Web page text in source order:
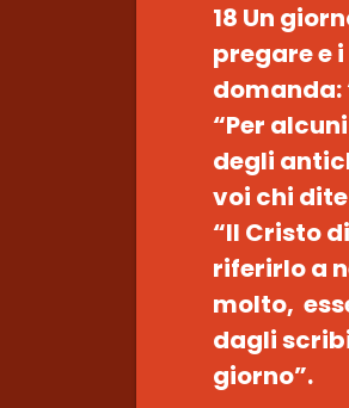
18 Un
pregare e
domanda:
“Per
degli
voi chi
“Il Cristo
riferirlo a
molto,
dagli
giorno”.